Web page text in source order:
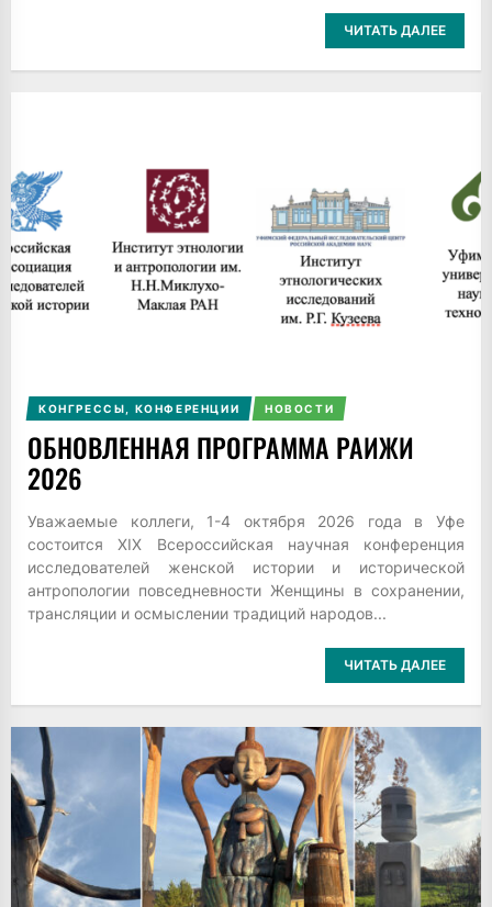
ЧИТАТЬ ДАЛЕЕ
КОНГРЕССЫ, КОНФЕРЕНЦИИ НОВОСТИ
ОБНОВЛЕННАЯ ПРОГРАММА РАИЖИ
2026
Уважаемые коллеги, 1-4 октября 2026 года в Уфе
состоится XIX Всероссийская научная конференция
исследователей женской истории и исторической
антропологии повседневности Женщины в сохранении,
трансляции и осмыслении традиций народов...
ЧИТАТЬ ДАЛЕЕ